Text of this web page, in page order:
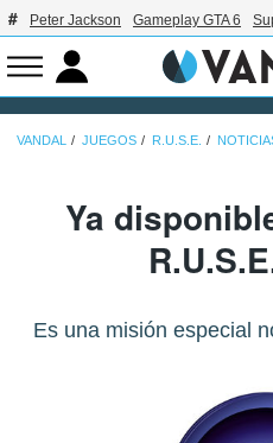
Peter Jackson Gameplay GTA 6
VANDAL JUEGOS R.U.S.E.
Ya
Es una misión especial